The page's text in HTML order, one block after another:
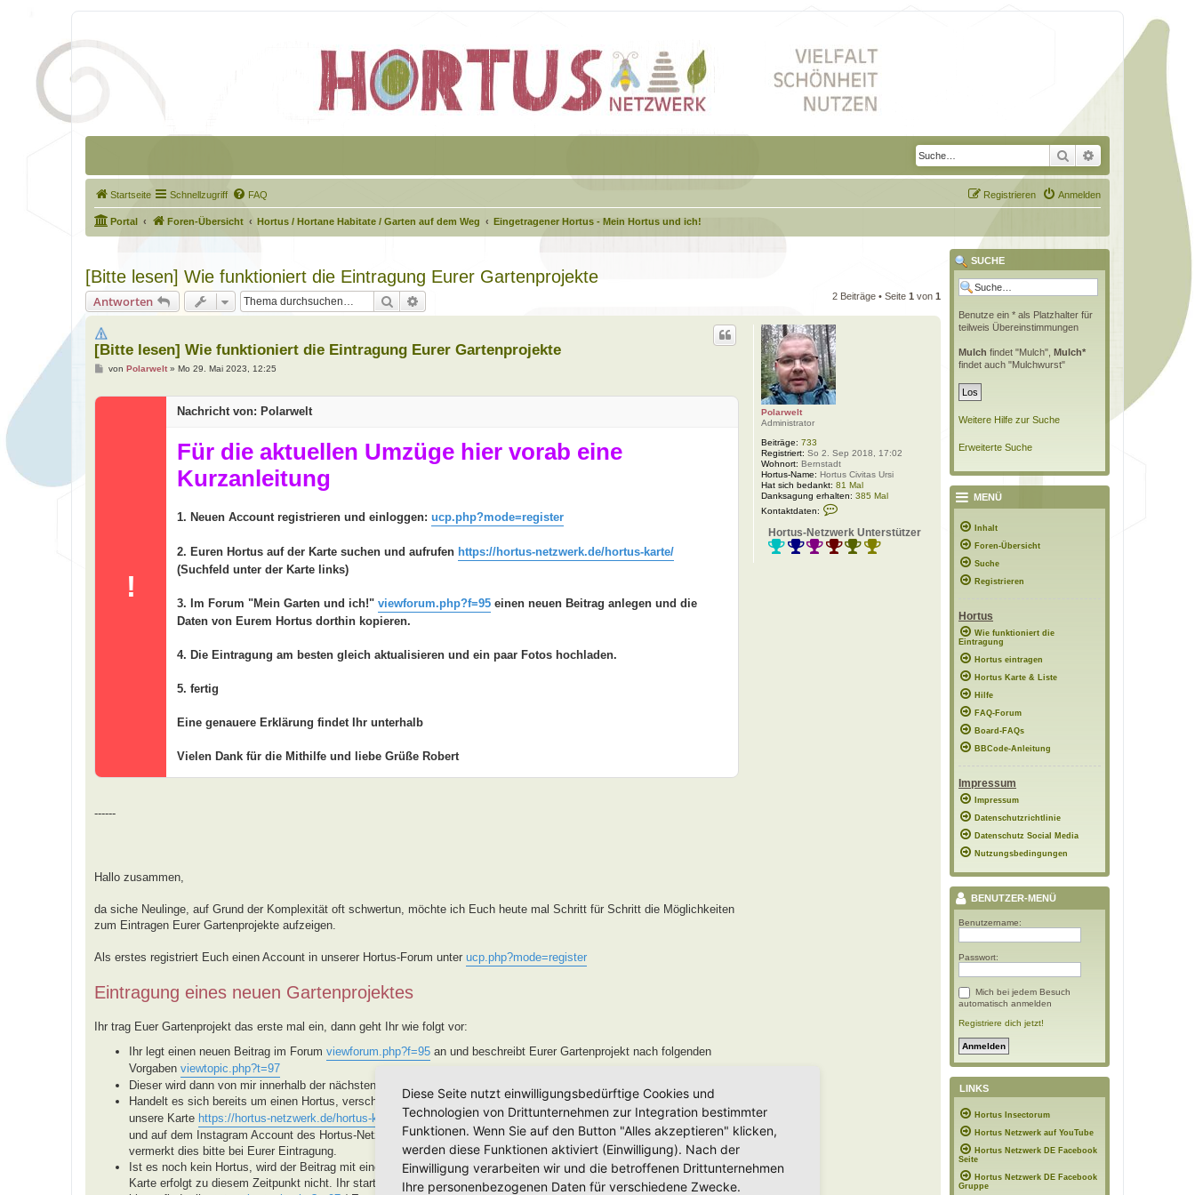
Suche Erweiterte Suche
Startseite Schnellzugriff FAQ Anmelden
Registrieren
Portal Foren-Übersicht Hortus / Hortane Habitate / Garten auf dem Weg Eingetragener Hortus - Mein Hortus und ich!
[Bitte lesen] Wie funktioniert die Eintragung Eurer Gartenprojekte
Antworten Suche 2 Beiträge • Seite 1 von 1
Polarwelt
Administrator
Beiträge: 733
Registriert: So 2. Sep 2018, 17:02
Wohnort: Bernstadt
Hortus-Name: Hortus Civitas Ursi
Hat sich bedankt: 81 Mal
Danksagung erhalten: 385 Mal
Kontaktdaten:
t
a
Hortus-Netzwerk Unterstützer
[Bitte lesen] Wie funktioniert die Eintragung Eurer Gartenprojekte
B
t
von Polarwelt» Mo 29. Mai 2023, 12:25
!
Nachricht von: Polarwelt
Für die aktuellen Umzüge hier vorab eine
Kurzanleitung
1. Neuen Account registrieren und einloggen: ucp.php?mode=register
2. Euren Hortus auf der Karte suchen und aufrufen https://hortus-netzwerk.de/hortus-karte/
(Suchfeld unter der Karte links)
3. Im Forum "Mein Garten und ich!" viewforum.php?f=95 einen neuen Beitrag anlegen und die
Daten von Eurem Hortus dorthin kopieren.
4. Die Eintragung am besten gleich aktualisieren und ein paar Fotos hochladen.
5. fertig
Eine genauere Erklärung findet Ihr unterhalb
Vielen Dank für die Mithilfe und liebe Grüße Robert
------
Hallo zusammen,
da siche Neulinge, auf Grund der Komplexität oft schwertun, möchte ich Euch heute mal Schritt für Schritt die Möglichkeiten
zum Eintragen Eurer Gartenprojekte aufzeigen.
Als erstes registriert Euch einen Account in unserer Hortus-Forum unter ucp.php?mode=register
Eintragung eines neuen Gartenprojektes
Ihr trag Euer Gartenprojekt das erste mal ein, dann geht Ihr wie folgt vor:
Ihr legt einen neuen Beitrag im Forum viewforum.php?f=95 an und beschreibt Eurer Gartenprojekt nach folgenden
Vorgaben viewtopic.php?t=97
Dieser wird dann von mir innerhalb der nächsten Tage geprüft und Kategorisiert.
Handelt es sich bereits um einen Hortus, verschiebe ich diesen in das Forum viewforum.php?f=94und trage ihn in
unsere Karte https://hortus-netzwerk.de/hortus-karte/
ein. Des weiteren wird er von mir auf der FB-Seite, FB-Gruppe
und auf dem Instagram Account des Hortus-Netzwerkes vorgestellt. Sollte eine Vorstellungnichtgewünscht sein,
vermerkt dies bitte bei Eurer Eintragung.
Ist es noch kein Hortus, wird der Beitrag mit einem Vermerk im Betreff [Weg MM-YY] versehen, eine Eintragung in die
Karte erfolgt zu diesem Zeitpunkt nicht. Ihr startet nun in die einjährige Lehr- und Entwicklungszeit (Alle Informationen
SUCHE
Benutze ein * als Platzhalter für
teilweis Übereinstimmungen
Mulch findet "Mulch", Mulch*
findet auch "Mulchwurst"
Weitere Hilfe zur Suche
Erweiterte Suche
MENÜ
Inhalt
Foren-Übersicht
Suche
Registrieren
Hortus
Wie funktioniert die
Eintragung
Hortus eintragen
Hortus Karte & Liste
Hilfe
FAQ-Forum
Board-FAQs
BBCode-Anleitung
Impressum
Impressum
Datenschutzrichtlinie
Datenschutz Social Media
Nutzungsbedingungen
BENUTZER-MENÜ
Benutzername:
Passwort:
Mich bei jedem Besuch
automatisch anmelden
Registriere dich jetzt!
LINKS
Hortus Insectorum
Hortus Netzwerk auf YouTube
Hortus Netzwerk DE Facebook
Seite
Hortus Netzwerk DE Facebook
Gruppe
Diese Seite nutzt einwilligungsbedürftige Cookies und
Technologien von Drittunternehmen zur Integration bestimmter
Funktionen. Wenn Sie auf den Button "Alles akzeptieren" klicken,
werden diese Funktionen aktiviert (Einwilligung). Nach der
Einwilligung verarbeiten wir und die betroffenen Drittunternehmen
Ihre personenbezogenen Daten für verschiedene Zwecke.